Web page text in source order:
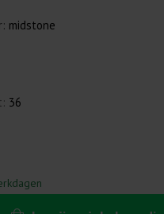
midstone
36